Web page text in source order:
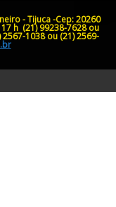
- Tijuca -Cep: 20260
h (21) 99238-7628 ou
2567-1038 ou (21) 2569-